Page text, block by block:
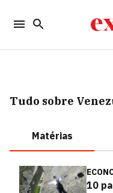
Tudo sobre
Matérias
10